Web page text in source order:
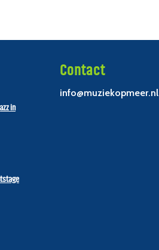
in
Contact
info@muziekopmeer.nl